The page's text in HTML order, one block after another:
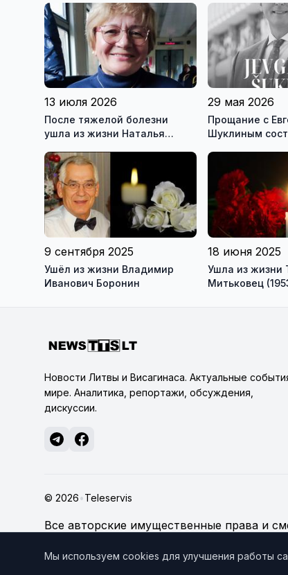
13 июля 2026
После тяжелой болезни
ушла из жизни Наталья
29 мая 2026
Прощание с
Шуклиным
костёла
Павла
9 сентября 2025
Ушёл из жизни Владимир
Иванович Боронин
18 июня 2025
Ушла из жизни
Митьковец
Новости Литвы и Висагинаса. Актуальные
мире. Аналитика, репортажи, обсуждения,
дискуссии.
© 2026•Teleservis
Все авторские имущественные права и
Мы используем cookies для улучшения работы